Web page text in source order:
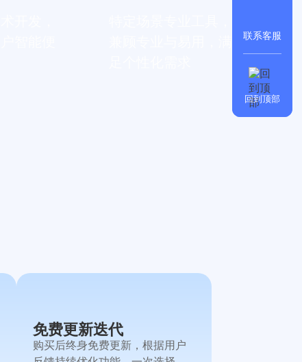
免费更新迭代
购买后终身免费更新，根据用户
联系客服
回到顶部